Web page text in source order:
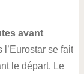
avant
l’Eurostar se fait
le départ. Le